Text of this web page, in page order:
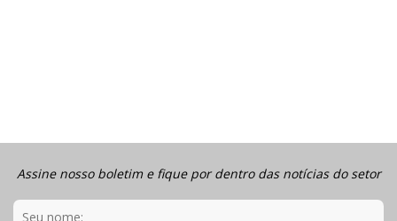
Assine nosso boletim e fique por dentro das notícias do setor